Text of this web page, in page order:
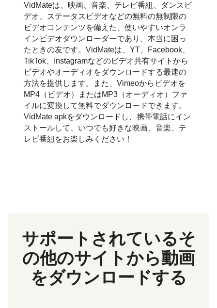
VidMateは、映画、音楽、テレビ番組、ダンスビ
デオ、ステータスビデオなどの無料の無制限の
ビデオコンテンツを備えた、使いやすいオンラ
インビデオダウンローダーであり、本当に困っ
たときの友です。VidMateは、YT、Facebook、
TikTok、Instagramなどのビデオ共有サイトから
ビデオやオーディオをダウンロードする最速の
方法を提供します。また、Vimeoからビデオを
MP4（ビデオ）またはMP3（オーディオ）ファ
イルに変換して無料でダウンロードできます。
VidMate apkをダウンロードし、携帯電話にイン
ストールして、いつでも好きな映画、音楽、テ
レビ番組をお楽しみください！
サポートされているそ
の他のサイトから動画
をダウンロードする